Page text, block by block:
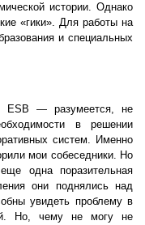
истории. Однако
«гики». Для работы на
и специальных
ESB — разумеется, не
в решении
систем. Именно
мои собеседники. Но
одна поразительная
они поднялись над
увидеть проблему в
Но, чему не могу не